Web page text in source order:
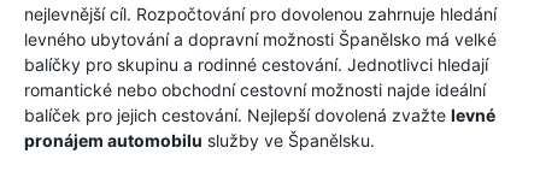
nejlevnější cíl. Rozpočtování pro dovolenou zahrnuje hledání
levného ubytování a dopravní možnosti Španělsko má velké
balíčky pro skupinu a rodinné cestování. Jednotlivci hledají
romantické nebo obchodní cestovní možnosti najde ideální
balíček pro jejich cestování. Nejlepší dovolená zvažte levné
pronájem automobilu služby ve Španělsku.